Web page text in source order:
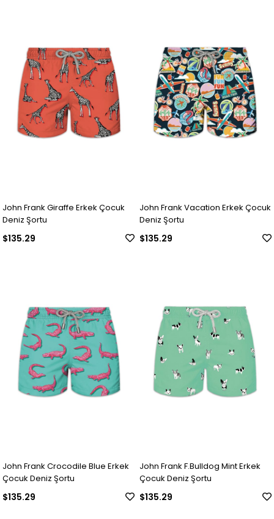
John Frank Giraffe Erkek Çocuk
Deniz Şortu
$135.29
John Frank Vacation Erkek Çocuk
Deniz Şortu
$135.29
John Frank Crocodile Blue Erkek
Çocuk Deniz Şortu
$135.29
John Frank F.Bulldog Mint Erkek
Çocuk Deniz Şortu
$135.29